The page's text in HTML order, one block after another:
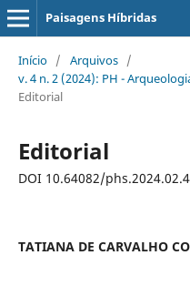
Paisagens Híbridas
Início / Arquivos /
v. 4 n. 2 (2024): PH -
Editorial
Editorial
DOI 10.64082/
TATIANA DE CARVALHO